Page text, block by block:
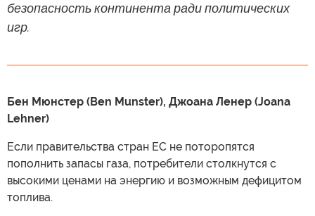
безопасность континента ради политических
игр.
Бен Мюнстер (Ben Munster), Джоана Ленер (Joana
Lehner)
Если правительства стран ЕС не поторопятся
пополнить запасы газа, потребители столкнутся с
высокими ценами на энергию и возможным дефицитом
топлива.